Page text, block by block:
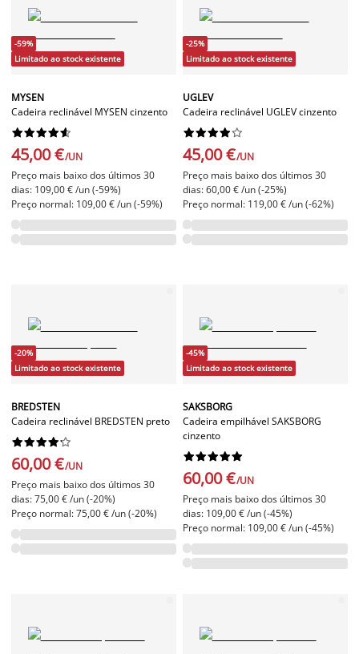
-59%
Limitado ao stock existente
MYSEN
Cadeira reclinável MYSEN cinzento






45,00 €/UN
Preço mais baixo dos últimos 30
dias: 109,00 € /un (-59%)
Preço normal: 109,00 € /un (-59%)
-25%
Limitado ao stock existente
UGLEV
Cadeira reclinável UGLEV cinzento






45,00 €/UN
Preço mais baixo dos últimos 30
dias: 60,00 € /un (-25%)
Preço normal: 119,00 € /un (-62%)
-20%
Limitado ao stock existente
BREDSTEN
Cadeira reclinável BREDSTEN preto






60,00 €/UN
Preço mais baixo dos últimos 30
dias: 75,00 € /un (-20%)
Preço normal: 75,00 € /un (-20%)
-45%
Limitado ao stock existente
SAKSBORG
Cadeira empilhável SAKSBORG
cinzento






60,00 €/UN
Preço mais baixo dos últimos 30
dias: 109,00 € /un (-45%)
Preço normal: 109,00 € /un (-45%)